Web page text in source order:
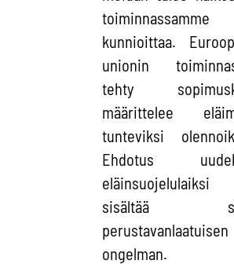
toiminnassamme
kunnioittaa.
unionin
tehty
määrittelee
tunteviksi
Ehdotus
eläinsuojelulaiksi
sisältää
perustavanlaatuisen
ongelman.